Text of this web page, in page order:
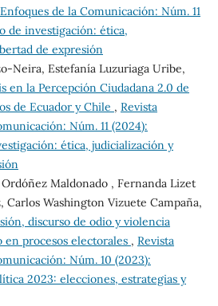
de la Comunicación: Núm. 11
de investigación: ética,
de expresión
Neira, Estefanía Luzuriaga Uribe,
en la Percepción Ciudadana 2.0 de
de Ecuador y Chile , Revista
Núm. 11 (2024):
ética, judicialización y
Maldonado , Fernanda Lizet
Carlos Washington Vizuete Campaña,
discurso de odio y violencia
procesos electorales , Revista
Núm. 10 (2023):
2023: elecciones, estrategias y